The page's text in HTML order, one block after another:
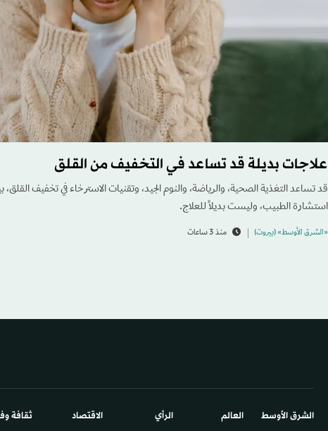
علاجات بديلة قد تساعد في التخفيف من القلق
قد تساعد التغذية الصحية، والرياضة، والنوم الجيد، وتقنيات الاسترخاء في تخفيف القلق،
استشارة الطبيب، وليست بديلاً للعلاج.
«الشرق الأوسط» (بيروت) منذ 3 ساعات
الشرق الأوسط​ العالم الرأي الاقتصاد ثقافة